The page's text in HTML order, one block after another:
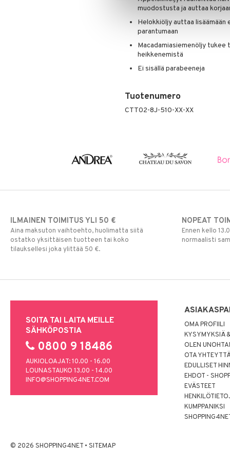
muodostusta ja auttaa
Helokkiöljy auttaa
parantumaan
Macadamiasiemenöljy tukee
heikkenemistä
Ei sisällä parabeeneja
Tuotenumero
CTT02-8J-510-XX-XX
ILMAINEN TOIMITUS YLI 50 €
Aina maksuton vaihtoehto, huolimatta siitä
ostatko yksittäisen tuotteen tai koko
tilauksellesi joka ylittää 50 €.
NOPEAT
Ennen kello
normaalisti
SOITA TAI LAITA MEILLE
SÄHKÖPOSTIA
0800 9 18486
AUKIOLOAJAT: 10.00 - 16.00
LOUNASTAUKO 13.00 - 14.00
INFO@SHOPPING4NET.COM
OMA PROFIILI
KYSYMYKSIÄ
OLEN
OTA
EDULLISET
EHDOT -
EVÄSTEET
KUMPPANIKSI
© 2026 SHOPPING4NET • SITEMAP